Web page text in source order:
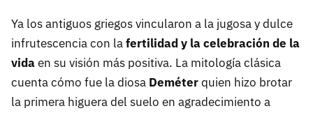
Ya los antiguos griegos vincularon a la jugosa y dulce
infrutescencia con lafertilidad y la celebración de la
vidaen su visión más positiva. La mitología clásica
cuenta cómo fue la diosa Deméterquien hizo brotar
la primera higuera del suelo en agradecimiento a